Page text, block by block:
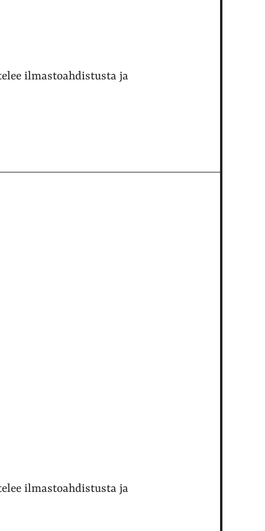
ilmastoahdistusta ja
ilmastoahdistusta ja